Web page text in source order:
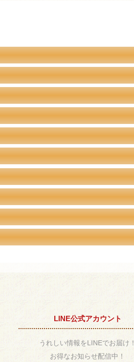
LINE公式アカウント
うれしい情報をLINEでお届け！
お得なお知らせ配信中！